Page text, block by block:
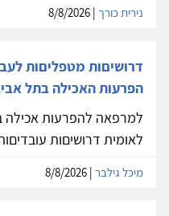
נירית כורך
דרושיםות מטפליםות
הפרעות האכילה בתל
למרפאה להפרעות אכילה
לאומית דרושיםות
מיכל גילבר